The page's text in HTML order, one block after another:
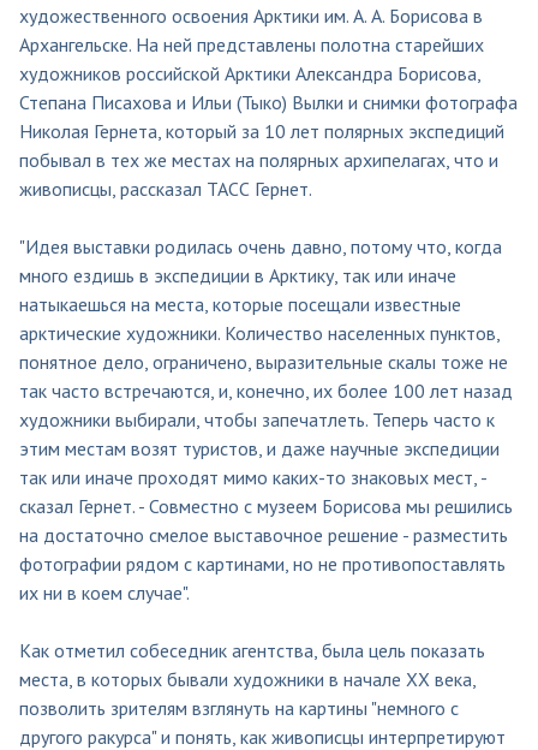
художественного освоения Арктики им. А. А. Борисова в
Архангельске. На ней представлены полотна старейших
художников российской Арктики Александра Борисова,
Степана Писахова и Ильи (Тыко) Вылки и снимки фотографа
Николая Гернета, который за 10 лет полярных экспедиций
побывал в тех же местах на полярных архипелагах, что и
живописцы, рассказал ТАСС Гернет.
"Идея выставки родилась очень давно, потому что, когда
много ездишь в экспедиции в Арктику, так или иначе
натыкаешься на места, которые посещали известные
арктические художники. Количество населенных пунктов,
понятное дело, ограничено, выразительные скалы тоже не
так часто встречаются, и, конечно, их более 100 лет назад
художники выбирали, чтобы запечатлеть. Теперь часто к
этим местам возят туристов, и даже научные экспедиции
так или иначе проходят мимо каких-то знаковых мест, -
сказал Гернет. - Совместно с музеем Борисова мы решились
на достаточно смелое выставочное решение - разместить
фотографии рядом с картинами, но не противопоставлять
их ни в коем случае".
Как отметил собеседник агентства, была цель показать
места, в которых бывали художники в начале ХХ века,
позволить зрителям взглянуть на картины "немного с
другого ракурса" и понять, как живописцы интерпретируют